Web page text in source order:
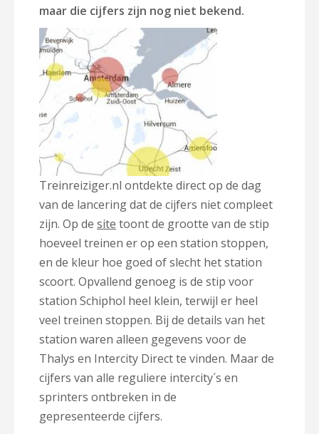
maar die cijfers zijn nog niet bekend.
Treinreiziger.nl ontdekte direct op de dag
van de lancering dat de cijfers niet compleet
zijn. Op de site toont de grootte van de stip
hoeveel treinen er op een station stoppen,
en de kleur hoe goed of slecht het station
scoort. Opvallend genoeg is de stip voor
station Schiphol heel klein, terwijl er heel
veel treinen stoppen. Bij de details van het
station waren alleen gegevens voor de
Thalys en Intercity Direct te vinden. Maar de
cijfers van alle reguliere intercity´s en
sprinters ontbreken in de
gepresenteerde cijfers.